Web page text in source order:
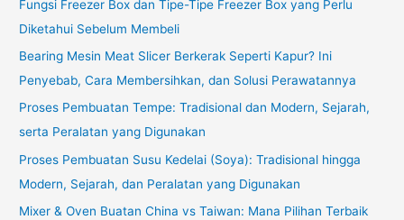
Fungsi Freezer Box dan Tipe-Tipe Freezer Box yang Perlu
Diketahui Sebelum Membeli
Bearing Mesin Meat Slicer Berkerak Seperti Kapur? Ini
Penyebab, Cara Membersihkan, dan Solusi Perawatannya
Proses Pembuatan Tempe: Tradisional dan Modern, Sejarah,
serta Peralatan yang Digunakan
Proses Pembuatan Susu Kedelai (Soya): Tradisional hingga
Modern, Sejarah, dan Peralatan yang Digunakan
Mixer & Oven Buatan China vs Taiwan: Mana Pilihan Terbaik